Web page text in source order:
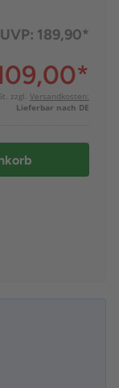
UVP: 189,90*
*
zzgl. Versandkosten:
Lieferbar nach DE